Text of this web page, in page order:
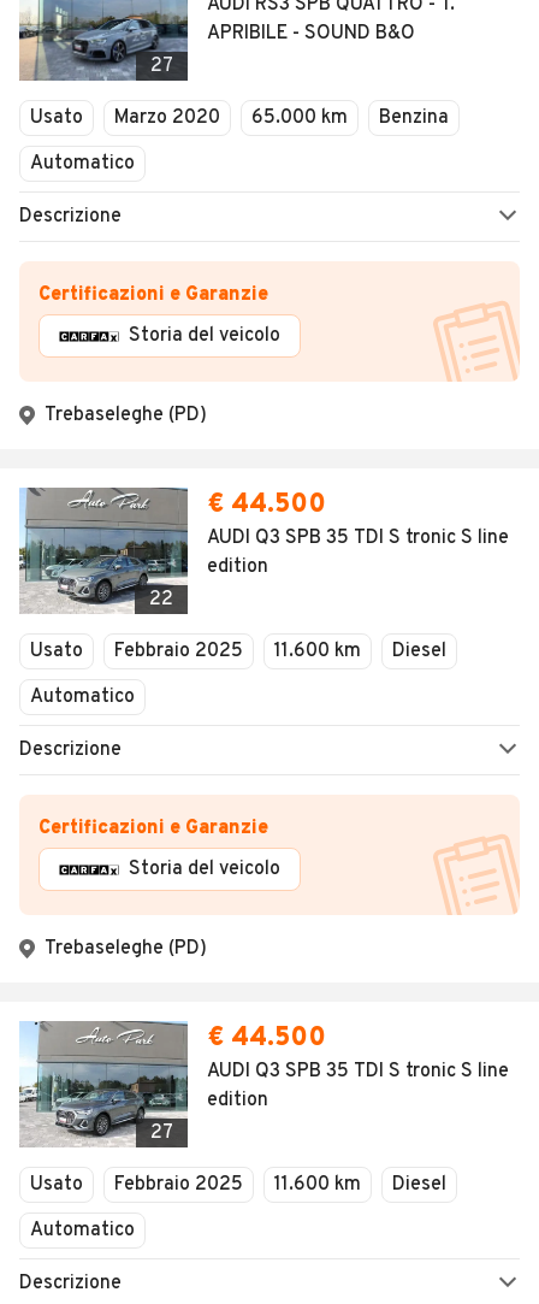
27
AUDI RS3 SPB QUATTRO - T.
APRIBILE - SOUND B&O
Usato Marzo 2020 65.000 km
Benzina
Automatico
Descrizione
Certificazioni e Garanzie
Storia del veicolo
Trebaseleghe (PD)
22
€ 44.500
AUDI Q3 SPB 35 TDI S tronic S line
edition
Usato Febbraio 2025 11.600 km
Diesel
Automatico
Descrizione
Certificazioni e Garanzie
Storia del veicolo
Trebaseleghe (PD)
27
€ 44.500
AUDI Q3 SPB 35 TDI S tronic S line
edition
Usato Febbraio 2025 11.600 km
Diesel
Automatico
Descrizione